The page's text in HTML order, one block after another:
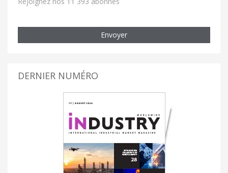
Envoyer
DERNIER NUMÉRO